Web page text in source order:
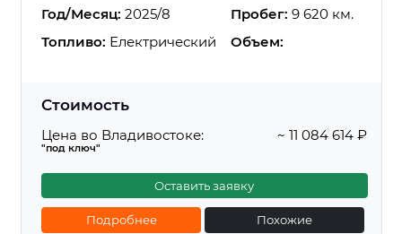
Год/Месяц: 2025/8 Пробег: 9 620 км.
Топливо: Електрический Объем:
Стоимость
Цена во Владивостоке:
"под ключ"
~ 11 084 614 ₽
Оставить заявку
Подробнее Похожие